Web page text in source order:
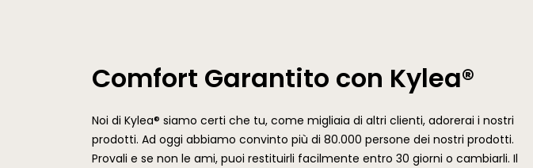
Comfort Garantito con Kylea®
Noi di Kylea® siamo certi che tu, come migliaia di altri clienti, adorerai i nostri
prodotti. Ad oggi abbiamo convinto più di 80.000 persone dei nostri prodotti.
Provali e se non le ami, puoi restituirli facilmente entro 30 giorni o cambiarli. Il